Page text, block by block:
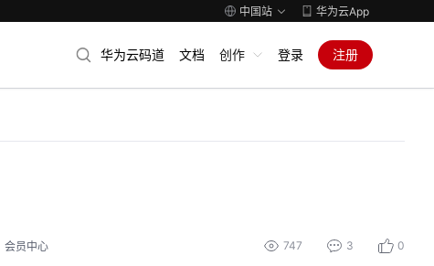
中国站 华为云App
华为云码道 文档 创作 登录 注册
会员中心 747 3 0